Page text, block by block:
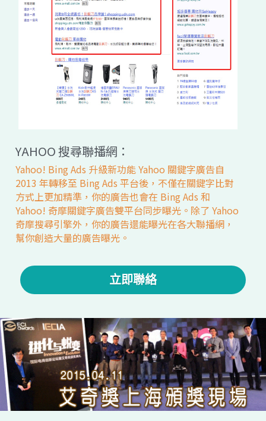
YAHOO 搜尋聯播網：
Yahoo! Bing Ads 升級新功能 Yahoo 關鍵字廣告自
2013 年轉移至 Bing Ads 平台後，不僅在關鍵字比對
方式上更加精準，你的廣告也會在 Bing Ads 和
Yahoo! 奇摩關鍵字廣告雙平台同步曝光。除了 Yahoo
奇摩搜尋引擎外，你的廣告還能曝光在各大聯播網，
幫你創造大量的廣告曝光。
立即聯絡